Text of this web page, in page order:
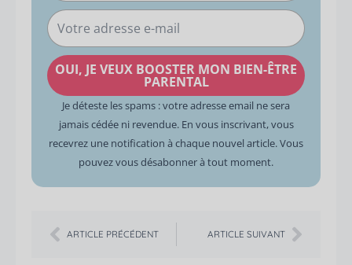
Votre
adresse
e-
mail
OUI, JE VEUX BOOSTER MON BIEN-ÊTRE
PARENTAL
Je déteste les spams : votre adresse email ne sera
jamais cédée ni revendue. En vous inscrivant, vous
recevrez une notification à chaque nouvel article. Vous
pouvez vous désabonner à tout moment.
ARTICLE PRÉCÉDENT ARTICLE SUIVANT